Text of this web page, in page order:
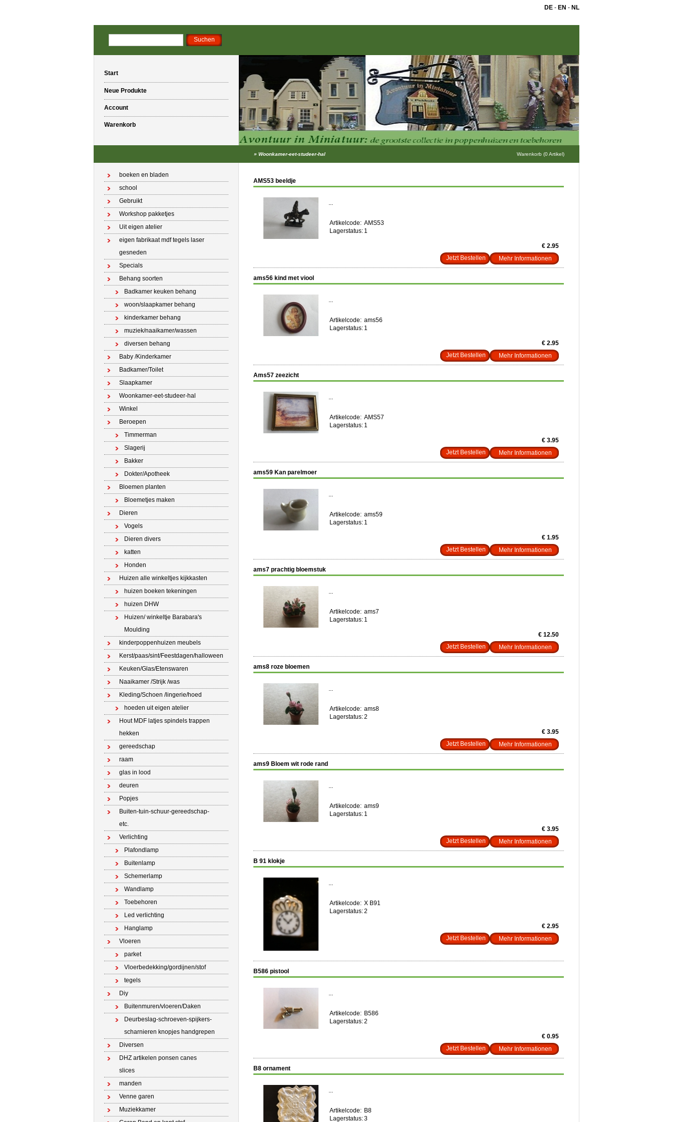
DE - EN - NL
Start
Neue Produkte
Account
Warenkorb
» Woonkamer-eet-studeer-hal Warenkorb (0 Artikel)
boeken en bladen
school
Gebruikt
Workshop pakketjes
Uit eigen atelier
eigen fabrikaat mdf tegels laser
gesneden
Specials
Behang soorten
Badkamer keuken behang
woon/slaapkamer behang
kinderkamer behang
muziek/naaikamer/wassen
diversen behang
Baby /Kinderkamer
Badkamer/Toilet
Slaapkamer
Woonkamer-eet-studeer-hal
Winkel
Beroepen
Timmerman
Slagerij
Bakker
Dokter/Apotheek
Bloemen planten
Bloemetjes maken
Dieren
Vogels
Dieren divers
katten
Honden
Huizen alle winkeltjes kijkkasten
huizen boeken tekeningen
huizen DHW
Huizen/ winkeltje Barabara's
Moulding
kinderpoppenhuizen meubels
Kerst/paas/sint/Feestdagen/halloween
Keuken/Glas/Etenswaren
Naaikamer /Strijk /was
Kleding/Schoen /lingerie/hoed
hoeden uit eigen atelier
Hout MDF latjes spindels trappen
hekken
gereedschap
raam
glas in lood
deuren
Popjes
Buiten-tuin-schuur-gereedschap-
etc.
Verlichting
Plafondlamp
Buitenlamp
Schemerlamp
Wandlamp
Toebehoren
Led verlichting
Hanglamp
Vloeren
parket
Vloerbedekking/gordijnen/stof
tegels
Diy
Buitenmuren/vloeren/Daken
Deurbeslag-schroeven-spijkers-
scharnieren knopjes handgrepen
Diversen
DHZ artikelen ponsen canes
slices
manden
Venne garen
Muziekkamer
AMS53 beeldje
...
Artikelcode: AMS53
Lagerstatus: 1
€ 2.95
Mehr Informationen
ams56 kind met viool
...
Artikelcode: ams56
Lagerstatus: 1
€ 2.95
Mehr Informationen
Ams57 zeezicht
...
Artikelcode: AMS57
Lagerstatus: 1
€ 3.95
Mehr Informationen
ams59 Kan parelmoer
...
Artikelcode: ams59
Lagerstatus: 1
€ 1.95
Mehr Informationen
ams7 prachtig bloemstuk
...
Artikelcode: ams7
Lagerstatus: 1
€ 12.50
Mehr Informationen
ams8 roze bloemen
...
Artikelcode: ams8
Lagerstatus:2
€ 3.95
Mehr Informationen
ams9 Bloem wit rode rand
...
Artikelcode: ams9
Lagerstatus: 1
€ 3.95
Mehr Informationen
B 91 klokje
...
Artikelcode: X B91
Lagerstatus:2
€ 2.95
Mehr Informationen
B586 pistool
...
Artikelcode: B586
Lagerstatus:2
€ 0.95
Mehr Informationen
B8 ornament
...
Artikelcode: B8
Lagerstatus:3